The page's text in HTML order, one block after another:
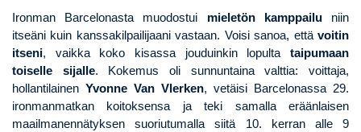
Ironman Barcelonasta muodostui mieletön kamppailuniin
itseäni kuin kanssakilpailijaani vastaan. Voisi sanoa, että voitin
itseni, vaikka koko kisassa jouduinkin lopultataipumaan
toiselle sijalle. Kokemus oli sunnuntaina valttia: voittaja,
hollantilainen Yvonne Van Vlerken, vetäisi Barcelonassa 29.
ironmanmatkan koitoksensa ja teki samalla eräänlaisen
maailmanennätyksen suoriutumalla siitä 10. kerran alle 9